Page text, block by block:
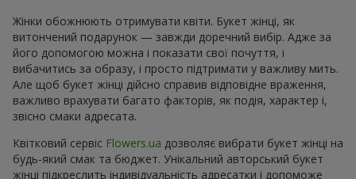
Жінки обожнюють отримувати квіти. Букет жінці, як
витончений подарунок — завжди доречний вибір. Адже за
його допомогою можна і показати свої почуття, і
вибачитись за образу, і просто підтримати у важливу мить.
Але щоб букет жінці дійсно справив відповідне враження,
важливо врахувати багато факторів, як подія, характер і,
звісно смаки адресата.
Квітковий сервіс Flowers.ua дозволяє вибрати букет жінці на
будь-який смак та бюджет. Унікальний авторський букет
жінці підкреслить індивідуальність адресатки і допоможе